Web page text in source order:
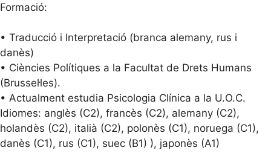
Formació:
• Traducció i Interpretació (branca alemany, rus i
danès)
• Ciències Polítiques a la Facultat de Drets Humans
(Brussel·les).
• Actualment estudia Psicologia Clínica a la U.O.C.
Idiomes: anglès (C2), francès (C2), alemany (C2),
holandès (C2), italià (C2), polonès (C1), noruega (C1),
danès (C1), rus (C1), suec (B1) ), japonès (A1)